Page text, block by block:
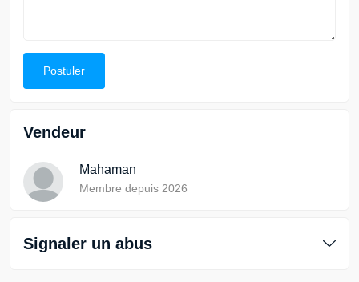
Postuler
Vendeur
Mahaman
Membre depuis 2026
Signaler un abus